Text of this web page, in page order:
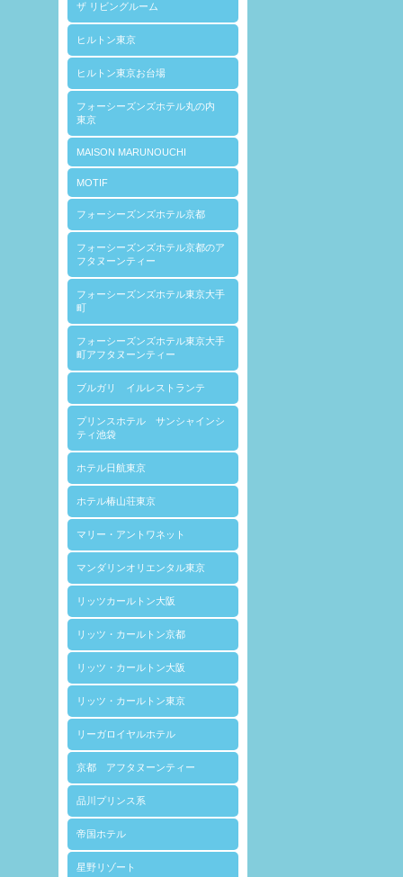
ザ リビングルーム
ヒルトン東京
ヒルトン東京お台場
フォーシーズンズホテル丸の内
東京
MAISON MARUNOUCHI
MOTIF
フォーシーズンズホテル京都
フォーシーズンズホテル京都のア
フタヌーンティー
フォーシーズンズホテル東京大手
町
フォーシーズンズホテル東京大手
町アフタヌーンティー
ブルガリ イルレストランテ
プリンスホテル サンシャインシ
ティ池袋
ホテル日航東京
ホテル椿山荘東京
マリー・アントワネット
マンダリンオリエンタル東京
リッツカールトン大阪
リッツ・カールトン京都
リッツ・カールトン大阪
リッツ・カールトン東京
リーガロイヤルホテル
京都 アフタヌーンティー
品川プリンス系
帝国ホテル
星野リゾート